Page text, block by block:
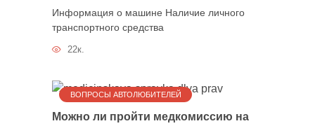
Информация о машине Наличие личного
транспортного средства
22к.
ВОПРОСЫ АВТОЛЮБИТЕЛЕЙ
Можно ли пройти медкомиссию на